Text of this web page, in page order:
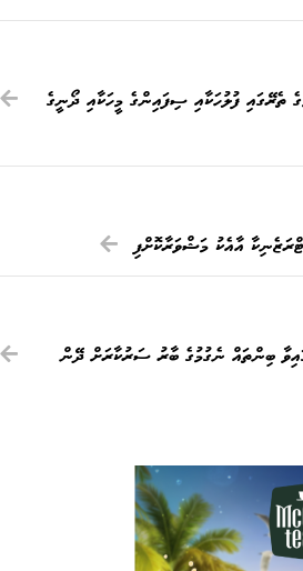
ތެރޭގައި ފުލުހަކާއި ސިފައިންގެ މީހަކާއި ދޯނީގެ
އާއެކު މަޝްވަރާކޮށްފި
ބިންތައް ނެގުމުގެ ބާރު ސަރުކާރަށް ދޭން